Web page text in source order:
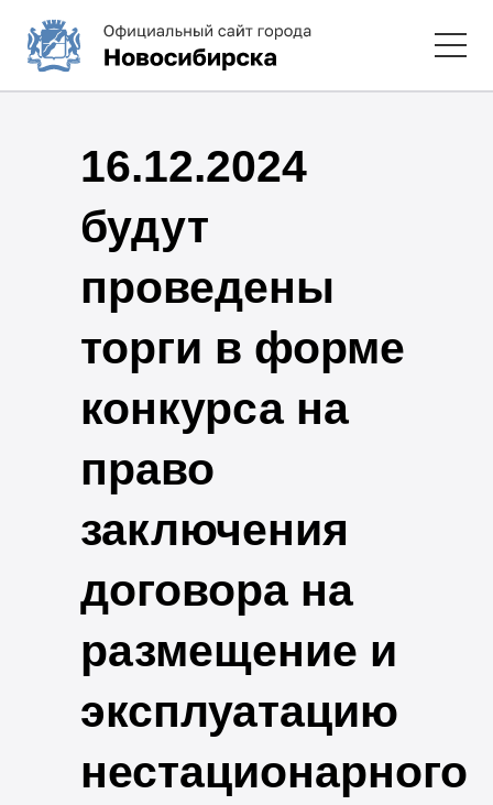
16.12.2024
будут
проведены
торги в форме
конкурса на
право
заключения
договора на
размещение и
эксплуатацию
нестационарного